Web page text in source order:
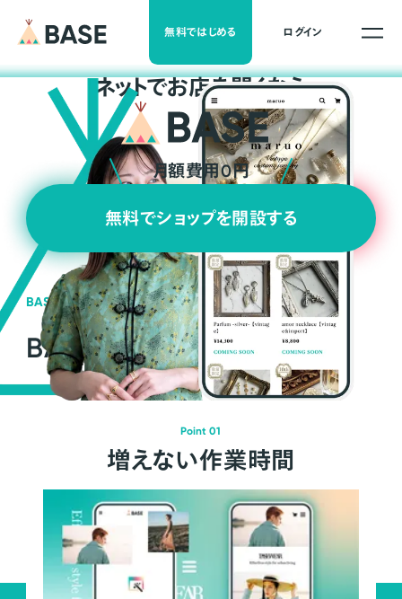
無料ではじめる ログイン
ネットでお店を開くなら
月額費用0円
無料でショップを開設する
BASEの強み
BASEが強い3つの理由
Point 01
増えない作業時間